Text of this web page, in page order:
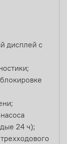
дисплей с
24 ч);